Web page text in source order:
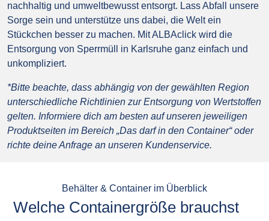
nachhaltig und umweltbewusst entsorgt. Lass Abfall unsere
Sorge sein und unterstütze uns dabei, die Welt ein
Stückchen besser zu machen. Mit ALBAclick wird die
Entsorgung von Sperrmüll in Karlsruhe ganz einfach und
unkompliziert.
*Bitte beachte, dass abhängig von der gewählten Region
unterschiedliche Richtlinien zur Entsorgung von Wertstoffen
gelten. Informiere dich am besten auf unseren jeweiligen
Produktseiten im Bereich „Das darf in den Container“ oder
richte deine Anfrage an unseren Kundenservice.
Behälter & Container im Überblick
Welche Containergröße brauchst